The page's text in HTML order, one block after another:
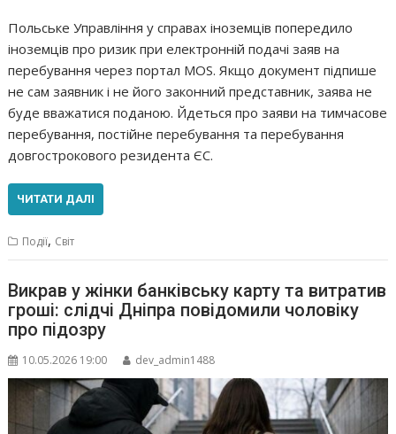
Польське Управління у справах іноземців попередило
іноземців про ризик при електронній подачі заяв на
перебування через портал MOS. Якщо документ підпише
не сам заявник і не його законний представник, заява не
буде вважатися поданою. Йдеться про заяви на тимчасове
перебування, постійне перебування та перебування
довгострокового резидента ЄС.
ЧИТАТИ ДАЛІ
Події, Світ
Викрав у жінки банківську карту та витратив
гроші: слідчі Дніпра повідомили чоловіку
про підозру
10.05.2026 19:00 dev_admin1488